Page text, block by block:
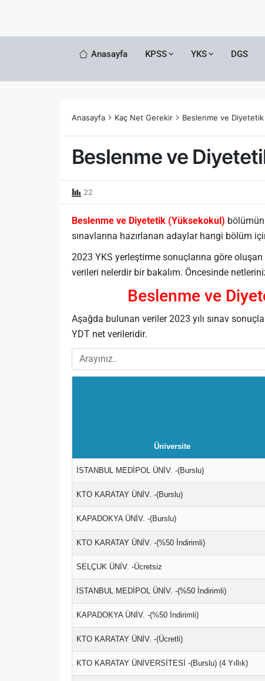
Anasayfa KPSS YKS DGS
Anasayfa Kaç Net Gerekir Beslenme ve
Beslenme ve
22
Beslenme ve Diyetetik (Yüksekokul)
sınavlarına hazırlanan adaylar hangi bölüm
2023 YKS yerleştirme sonuçlarına göre
verileri nelerdir bir bakalım. Öncesinde
Beslenme ve
Aşağda bulunan veriler 2023 yılı sınav
YDT net verileridir.
Üniversite
İSTANBUL MEDİPOL ÜNİV. -(Burslu)
KTO KARATAY ÜNİV. -(Burslu)
KAPADOKYA ÜNİV. -(Burslu)
KTO KARATAY ÜNİV. -(%50 İndirimli)
SELÇUK ÜNİV. -Ücretsiz
İSTANBUL MEDİPOL ÜNİV. -(%50 İndirimli)
KAPADOKYA ÜNİV. -(%50 İndirimli)
KTO KARATAY ÜNİV. -(Ücretli)
KTO KARATAY ÜNİVERSİTESİ -(Burslu) (4 Yıllık)